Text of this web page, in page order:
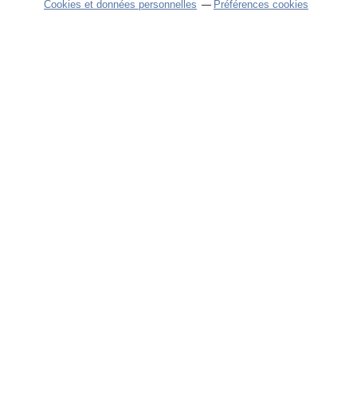
Cookies et données personnelles Préférences cookies